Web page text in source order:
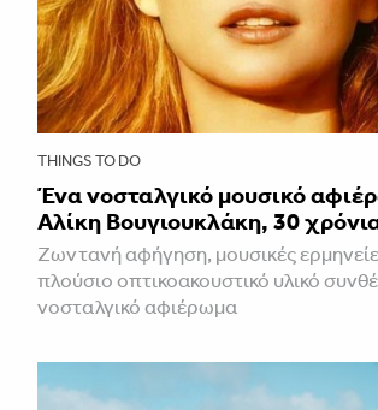
THINGS TO DO
Ένα νοσταλγικό μουσικό
Αλίκη Βουγιουκλάκη, 30
Ζωντανή αφήγηση, μουσικές
πλούσιο οπτικοακουστικό υλικό
νοσταλγικό αφιέρωμα